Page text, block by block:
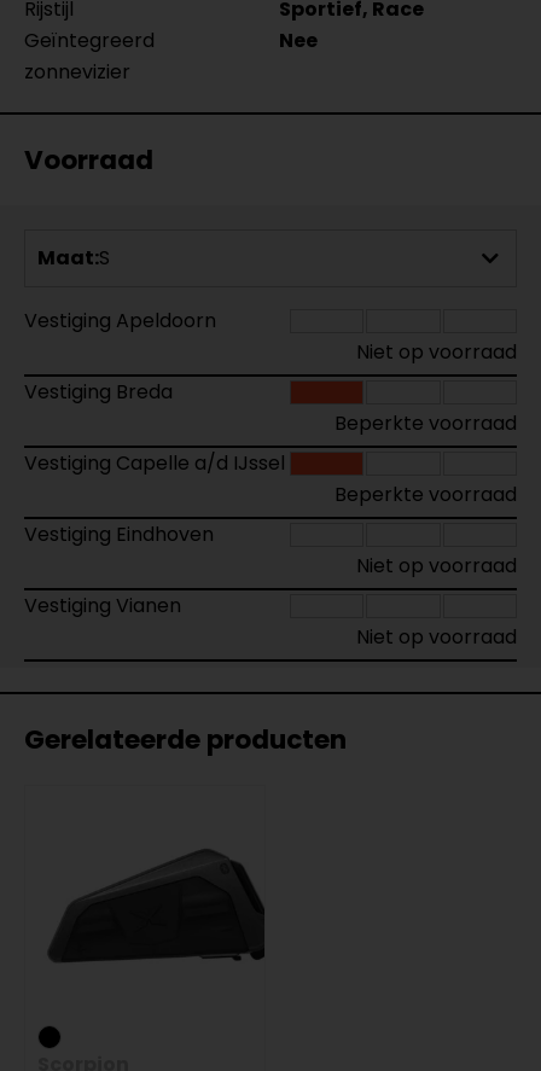
Rijstijl
Sportief, Race
Geïntegreerd
zonnevizier
Nee
Voorraad
Maat:S
Vestiging Apeldoorn
Niet op voorraad
Vestiging Breda
Beperkte voorraad
Vestiging Capelle a/d IJssel
Beperkte voorraad
Vestiging Eindhoven
Niet op voorraad
Vestiging Vianen
Niet op voorraad
Gerelateerde producten